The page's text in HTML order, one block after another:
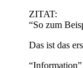
ZITAT:
“So zum
Das ist das